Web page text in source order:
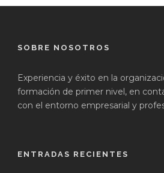
SOBRE NOSOTROS
Experiencia y éxito en la
formación de primer nivel, en
con el entorno empresarial y
ENTRADAS RECIENTES